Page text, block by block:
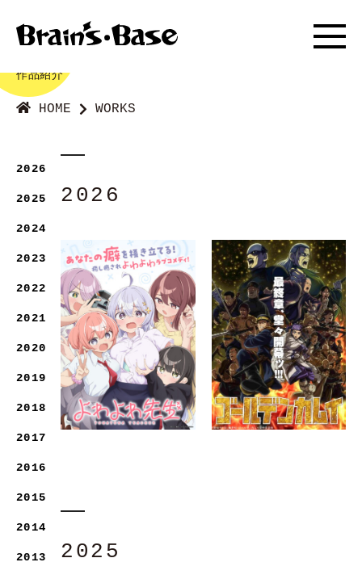
#WORKS
作品紹介
HOME WORKS
2026
2025
2024
2023
2022
2021
2020
2019
2018
2017
2016
2015
2014
2013
2026
2025